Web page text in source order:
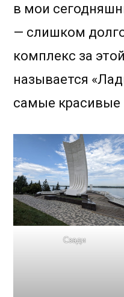
в мои
— слишком
комплекс за
называется
самые
Сзади